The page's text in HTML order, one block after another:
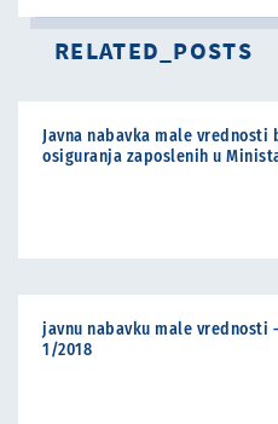
RELATED_POSTS
Javna nabavka male vrednosti
osiguranja zaposlenih u
javnu nabavku male vrednosti
1/2018